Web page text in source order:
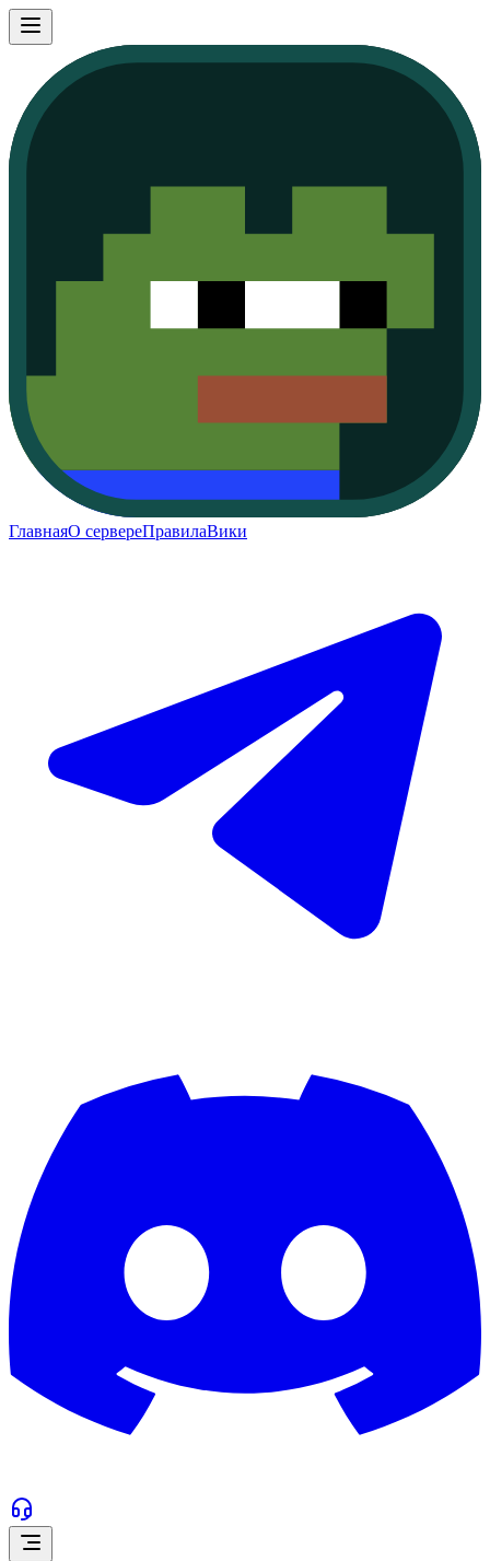
ГлавнаяО сервереПравилаВики